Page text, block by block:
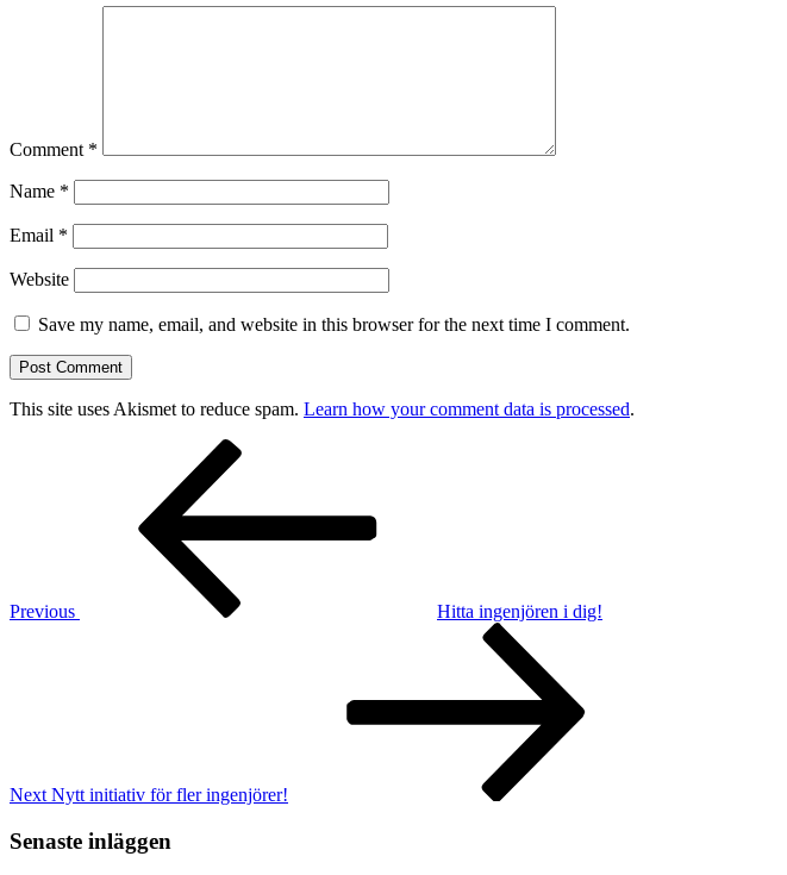
Comment *
Name *
Email *
Website
Save my name, email, and website in this browser for the next time I comment.
This site uses Akismet to reduce spam. Learn how your comment data is processed.
Previous
Hitta ingenjören i dig!
Next Nytt initiativ för fler ingenjörer!
Senaste inläggen